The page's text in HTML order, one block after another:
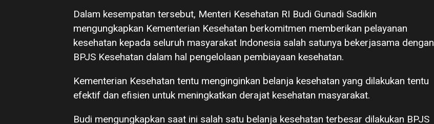
Dalam kesempatan tersebut, Menteri Kesehatan RI Budi Gunadi Sadikin
mengungkapkan Kementerian Kesehatan berkomitmen memberikan pelayanan
kesehatan kepada seluruh masyarakat Indonesia salah satunya bekerjasama dengan
BPJS Kesehatan dalam hal pengelolaan pembiayaan kesehatan.
Kementerian Kesehatan tentu menginginkan belanja kesehatan yang dilakukan tentu
efektif dan efisien untuk meningkatkan derajat kesehatan masyarakat.
Budi mengungkapkan saat ini salah satu belanja kesehatan terbesar dilakukan BPJS